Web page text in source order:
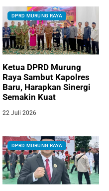
DPRD MURUNG RAYA
Ketua DPRD Murung
Raya Sambut Kapolres
Baru, Harapkan Sinergi
Semakin Kuat
22 Juli 2026
DPRD MURUNG RAYA